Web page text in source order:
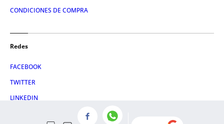
CONDICIONES DE COMPRA
Redes
FACEBOOK
TWITTER
LINKEDIN